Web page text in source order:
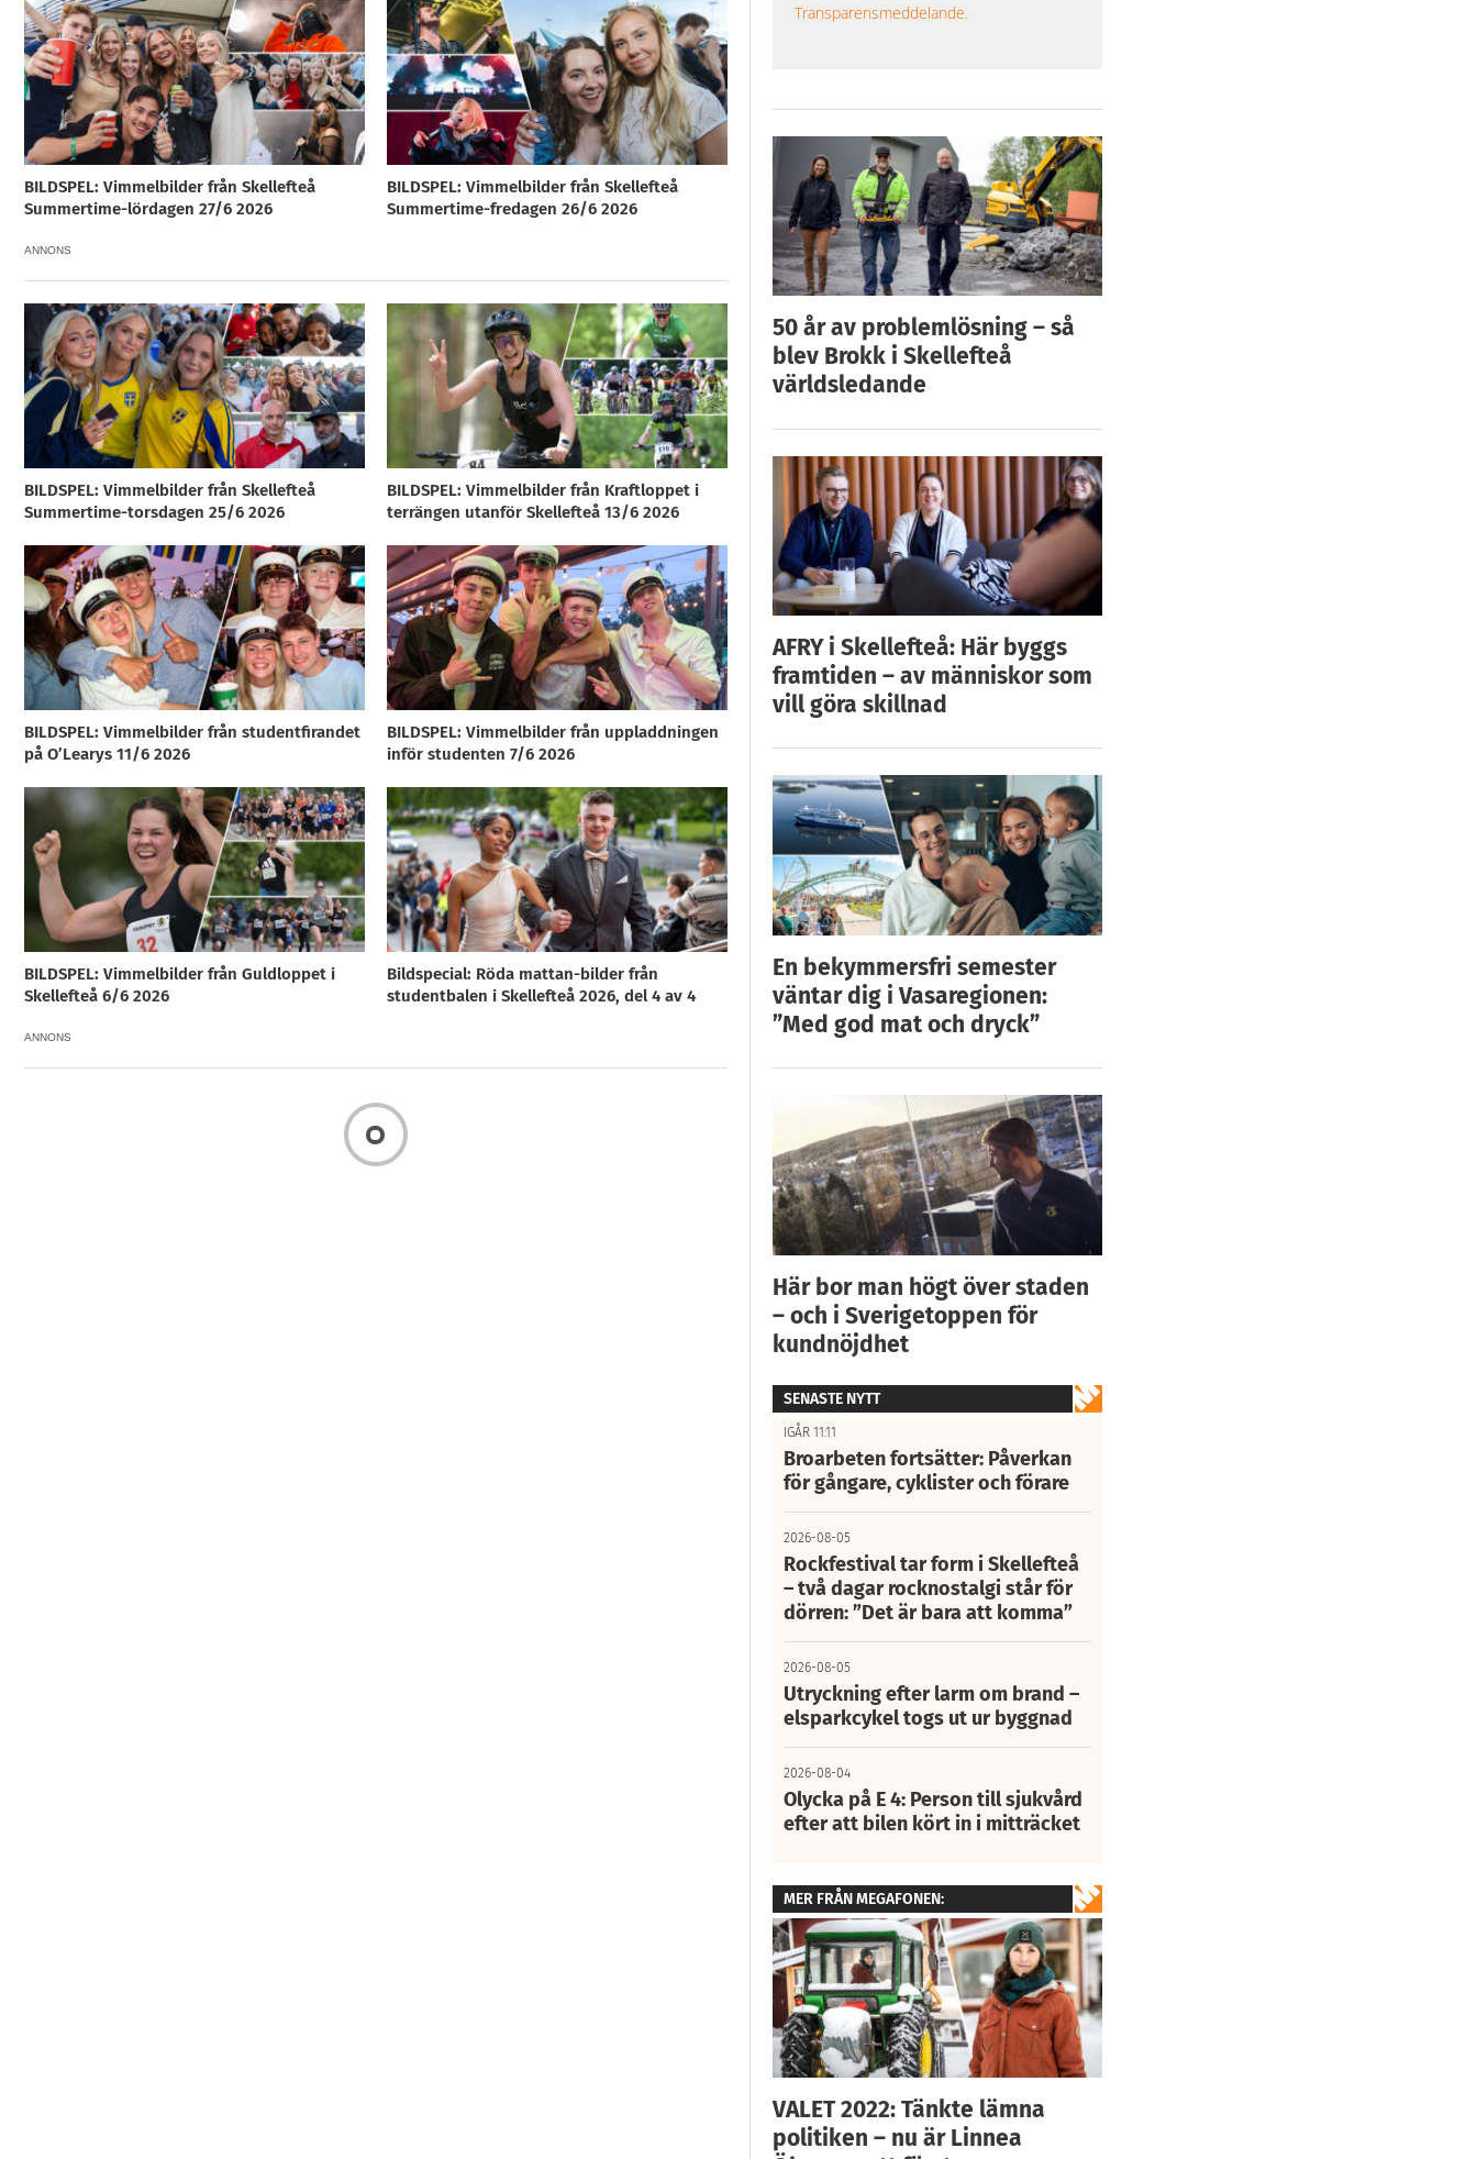
BILDSPEL: Vimmelbilder från Skellefteå
Summertime-lördagen 27/6 2026
BILDSPEL: Vimmelbilder från Skellefteå
Summertime-fredagen 26/6 2026
ANNONS
BILDSPEL: Vimmelbilder från Skellefteå
Summertime-torsdagen 25/6 2026
BILDSPEL: Vimmelbilder från Kraftloppet i
terrängen utanför Skellefteå 13/6 2026
BILDSPEL: Vimmelbilder från studentfirandet
på O’Learys 11/6 2026
BILDSPEL: Vimmelbilder från uppladdningen
inför studenten 7/6 2026
BILDSPEL: Vimmelbilder från Guldloppet i
Skellefteå 6/6 2026
Bildspecial: Röda mattan-bilder från
studentbalen i Skellefteå 2026, del 4 av 4
ANNONS
Transparensmeddelande.
50 år av problemlösning – så
blev Brokk i Skellefteå
världsledande
AFRY i Skellefteå: Här byggs
framtiden – av människor som
vill göra skillnad
En bekymmersfri semester
väntar dig i Vasaregionen:
”Med god mat och dryck”
Här bor man högt över staden
– och i Sverigetoppen för
kundnöjdhet
SENASTE NYTT
IGÅR 11:11
Broarbeten fortsätter: Påverkan
för gångare, cyklister och förare
2026-08-05
Rockfestival tar form i Skellefteå
– två dagar rocknostalgi står för
dörren: ”Det är bara att komma”
2026-08-05
Utryckning efter larm om brand –
elsparkcykel togs ut ur byggnad
2026-08-04
Olycka på E 4: Person till sjukvård
efter att bilen kört in i mitträcket
MER FRÅN MEGAFONEN:
VALET 2022: Tänkte lämna
politiken – nu är Linnea